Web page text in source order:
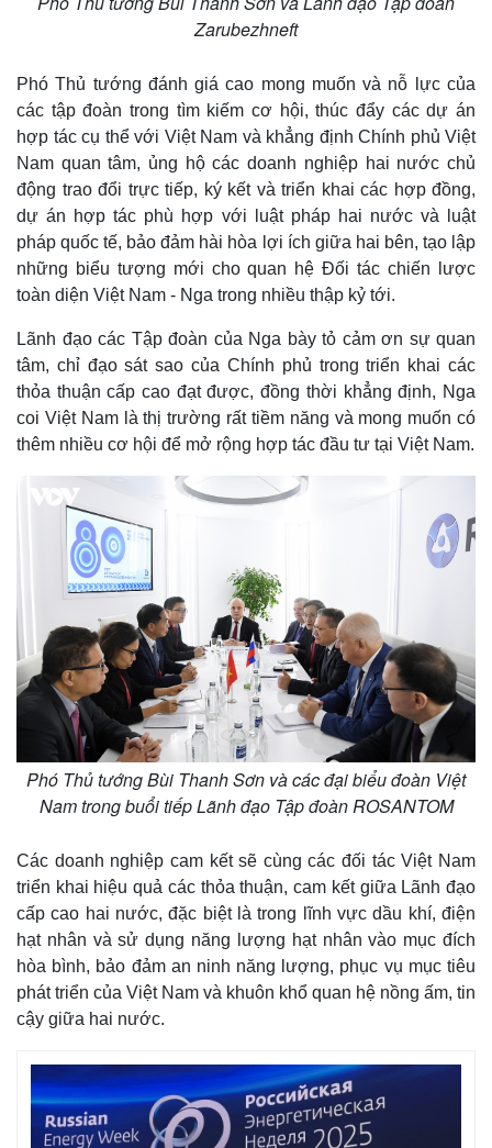
Pháp luật
Vụ án
Tin nóng
Tư vấn luật
Quân sự - Quốc phòng
Vũ khí
Việt Nam
Phân tích
Zarubezhneft
Phó Thủ tướng đánh giá cao mong muốn và nỗ lực của
các tập đoàn trong tìm kiếm cơ hội, thúc đẩy các dự án
hợp tác cụ thể với Việt Nam và khẳng định Chính phủ Việt
Nam quan tâm, ủng hộ các doanh nghiệp hai nước chủ
động trao đổi trực tiếp, ký kết và triển khai các hợp đồng,
dự án hợp tác phù hợp với luật pháp hai nước và luật
pháp quốc tế, bảo đảm hài hòa lợi ích giữa hai bên, tạo lập
những biểu tượng mới cho quan hệ Đối tác chiến lược
toàn diện Việt Nam - Nga trong nhiều thập kỷ tới.
Lãnh đạo các Tập đoàn của Nga bày tỏ cảm ơn sự quan
tâm, chỉ đạo sát sao của Chính phủ trong triển khai các
thỏa thuận cấp cao đạt được, đồng thời khẳng định, Nga
coi Việt Nam là thị trường rất tiềm năng và mong muốn có
thêm nhiều cơ hội để mở rộng hợp tác đầu tư tại Việt Nam.
Phó Thủ tướng Bùi Thanh Sơn và các đại biểu đoàn Việt
Nam trong buổi tiếp Lãnh đạo Tập đoàn ROSANTOM
Các doanh nghiệp cam kết sẽ cùng các đối tác Việt Nam
triển khai hiệu quả các thỏa thuận, cam kết giữa Lãnh đạo
cấp cao hai nước, đặc biệt là trong lĩnh vực dầu khí, điện
hạt nhân và sử dụng năng lượng hạt nhân vào mục đích
hòa bình, bảo đảm an ninh năng lượng, phục vụ mục tiêu
phát triển của Việt Nam và khuôn khổ quan hệ nồng ấm, tin
cậy giữa hai nước.